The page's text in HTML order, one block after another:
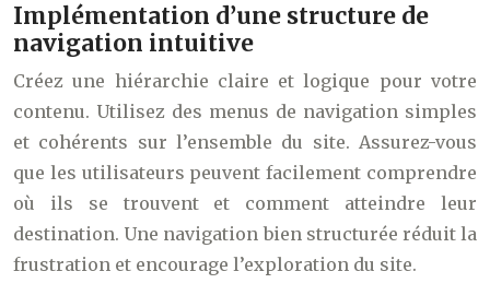
Implémentation d’une structure de
navigation intuitive
Créez une hiérarchie claire et logique pour votre
contenu. Utilisez des menus de navigation simples
et cohérents sur l’ensemble du site. Assurez-vous
que les utilisateurs peuvent facilement comprendre
où ils se trouvent et comment atteindre leur
destination. Une navigation bien structurée réduit la
frustration et encourage l’exploration du site.